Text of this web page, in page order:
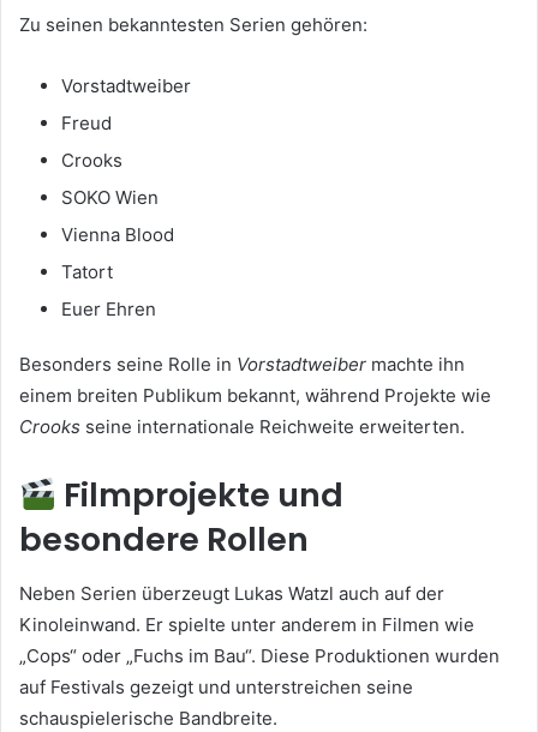
Zu seinen bekanntesten Serien gehören:
Vorstadtweiber
Freud
Crooks
SOKO Wien
Vienna Blood
Tatort
Euer Ehren
Besonders seine Rolle in Vorstadtweiber machte ihn
einem breiten Publikum bekannt, während Projekte wie
Crooks seine internationale Reichweite erweiterten.
Filmprojekte und
besondere Rollen
Neben Serien überzeugt Lukas Watzl auch auf der
Kinoleinwand. Er spielte unter anderem in Filmen wie
„Cops“ oder „Fuchs im Bau“. Diese Produktionen wurden
auf Festivals gezeigt und unterstreichen seine
schauspielerische Bandbreite.